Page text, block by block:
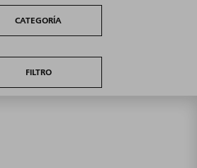
CATEGORÍA
FILTRO